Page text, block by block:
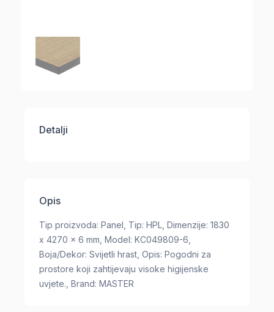
Detalji
Opis
Tip proizvoda: Panel, Tip: HPL, Dimenzije: 1830
x 4270 x 6 mm, Model: KC049809-6,
Boja/Dekor: Svijetli hrast, Opis: Pogodni za
prostore koji zahtijevaju visoke higijenske
uvjete., Brand: MASTER